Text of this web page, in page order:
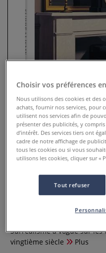
Surréalisme
Surréalisme a vogué sur
vingtième siècle
Plus
Choisir vos préférences
Nous utilisons des cookies et des
achats, fournir nos services, pour
utilisent nos services afin de
présenter des publicités, y
d’intérêt. Des services tiers ont
cadre de notre affichage de
tous les cookies ou si vous
utilisons les cookies, cliquer sur «
Tout refuser